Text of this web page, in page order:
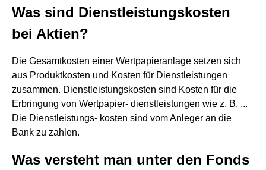
Was sind Dienstleistungskosten
bei Aktien?
Die Gesamtkosten einer Wertpapieranlage setzen sich
aus Produktkosten und Kosten für Dienstleistungen
zusammen. Dienstleistungskosten sind Kosten für die
Erbringung von Wertpapier- dienstleistungen wie z. B. ...
Die Dienstleistungs- kosten sind vom Anleger an die
Bank zu zahlen.
Was versteht man unter den Fonds